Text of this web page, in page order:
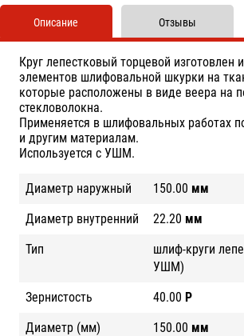
Описание
Круг лепестковый торцевой изготовлен
элементов шлифовальной шкурки на
которые расположены в виде веера на
стекловолокна.
Применяется в шлифовальных работах
и другим материалам.
Используется с УШМ.
Диаметр наружный 150.00 мм
Диаметр внутренний
22.20 мм
Тип
шлиф-круги
УШМ)
Зернистость
40.00 Р
Диаметр (мм)
150.00 мм
Отзывы